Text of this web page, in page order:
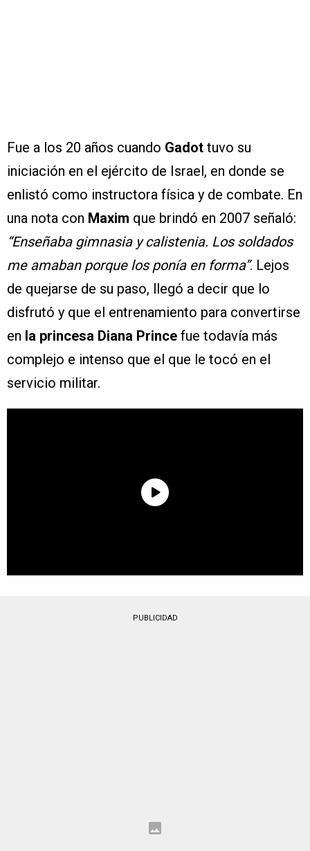
Fue a los 20 años cuando Gadot tuvo su
iniciación en el ejército de Israel, en donde se
enlistó como instructora física y de combate. En
una nota con Maxim que brindó en 2007 señaló:
“Enseñaba gimnasia y calistenia. Los soldados
me amaban porque los ponía en forma”. Lejos
de quejarse de su paso, llegó a decir que lo
disfrutó y que el entrenamiento para convertirse
en la princesa Diana Prince fue todavía más
complejo e intenso que el que le tocó en el
servicio militar.
PUBLICIDAD